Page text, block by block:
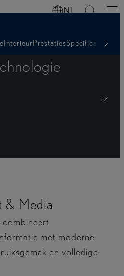
NL
InterieurPrestatiesSpecificaties
& Media
combineert
met moderne
en volledige